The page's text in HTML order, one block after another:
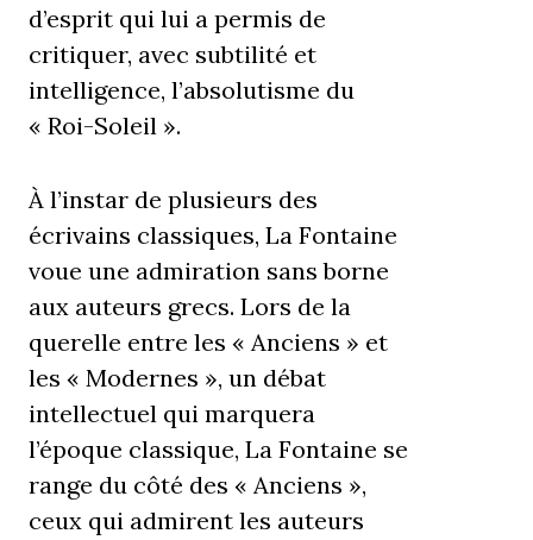
d’esprit qui lui a permis de
critiquer, avec subtilité et
intelligence, l’absolutisme du
« Roi-Soleil ».
À l’instar de plusieurs des
écrivains classiques, La Fontaine
voue une admiration sans borne
aux auteurs grecs. Lors de la
querelle entre les « Anciens » et
les « Modernes », un débat
intellectuel qui marquera
l’époque classique, La Fontaine se
range du côté des « Anciens »,
ceux qui admirent les auteurs